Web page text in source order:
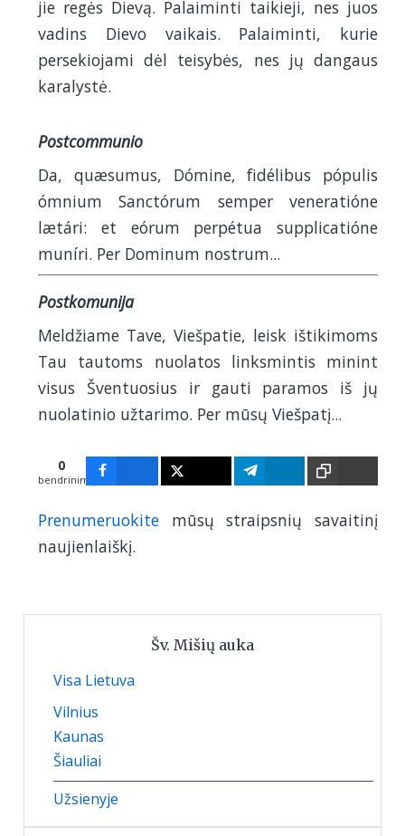
jie regės Dievą. Palaiminti taikieji, nes juos
vadins Dievo vaikais. Palaiminti, kurie
persekiojami dėl teisybės, nes jų dangaus
karalystė.
Postcommunio
Da, quæsumus, Dómine, fidélibus pópulis
ómnium Sanctórum semper veneratióne
lætári: et eórum perpétua supplicatióne
muníri. Per Dominum nostrum...
Postkomunija
Meldžiame Tave, Viešpatie, leisk ištikimoms
Tau tautoms nuolatos linksmintis minint
visus Šventuosius ir gauti paramos iš jų
nuolatinio užtarimo. Per mūsų Viešpatį...
0
bendrinimų
Prenumeruokite mūsų straipsnių savaitinį
naujienlaiškį.
Šv. Mišių auka
Visa Lietuva
Vilnius
Kaunas
Šiauliai
Užsienyje